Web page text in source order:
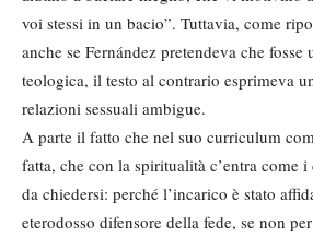
voi stessi in un bacio”. Tuttavia, come
anche se Fernández pretendeva che fosse
teologica, il testo al contrario esprimeva
relazioni sessuali ambigue.
A parte il fatto che nel suo curriculum
fatta, che con la spiritualità c’entra come i
da chiedersi: perché l’incarico è stato
eterodosso difensore della fede, se non